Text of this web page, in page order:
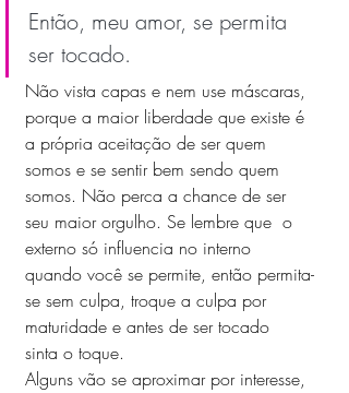
Então, meu amor, se permita
ser tocado.
Não vista capas e nem use máscaras,
porque a maior liberdade que existe é
a própria aceitação de ser quem
somos e se sentir bem sendo quem
somos. Não perca a chance de ser
seu maior orgulho. Se lembre que  o
externo só influencia no interno
quando você se permite, então permita-
se sem culpa, troque a culpa por
maturidade e antes de ser tocado
sinta o toque.
Alguns vão se aproximar por interesse,